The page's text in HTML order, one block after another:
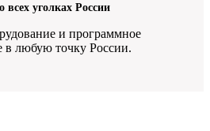
всех уголках России
и программное
в любую точку России.